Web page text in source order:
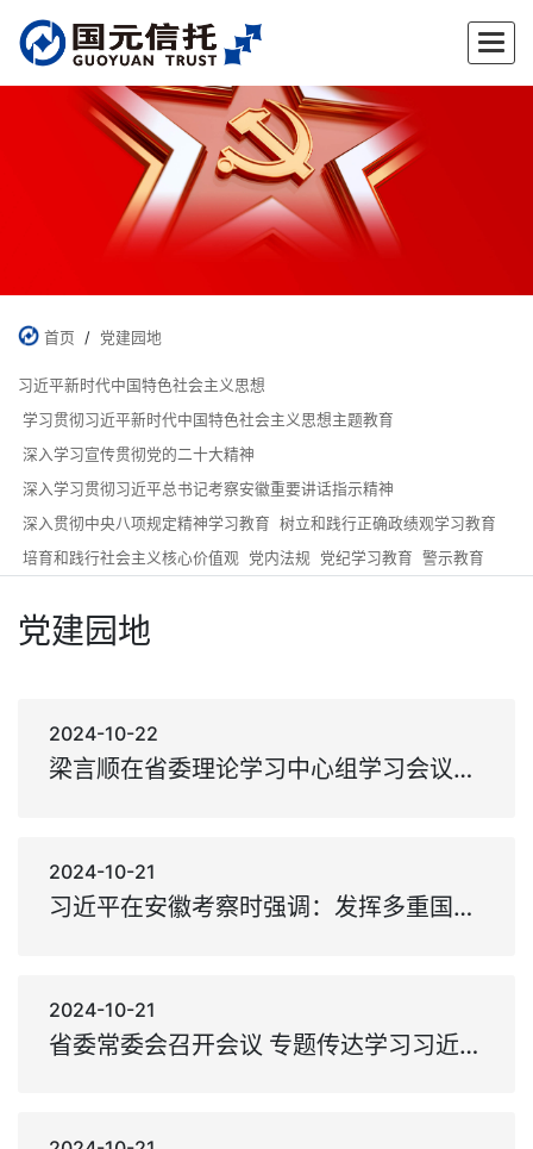
✕
首页 / 党建园地
习近平新时代中国特色社会主义思想
学习贯彻习近平新时代中国特色社会主义思想主题教育
深入学习宣传贯彻党的二十大精神
深入学习贯彻习近平总书记考察安徽重要讲话指示精神
深入贯彻中央八项规定精神学习教育 树立和践行正确政绩观学习教育
培育和践行社会主义核心价值观
党内法规 党纪学习教育 警示教育
党建园地
2024-10-22
梁言顺在省委理论学习中心组学习会议上强调：全面准确把握总书记重要讲话精神 确保不折不扣在安徽落地见效 王清宪唐良智虞爱华出席
2024-10-21
习近平在安徽考察时强调：发挥多重国家发展战略叠加优势 奋力谱写中国式现代化安徽篇章
2024-10-21
省委常委会召开会议 专题传达学习习近平总书记考察安徽重要讲话精神 研究部署我省学习宣传贯彻工作 梁言顺主持并讲话